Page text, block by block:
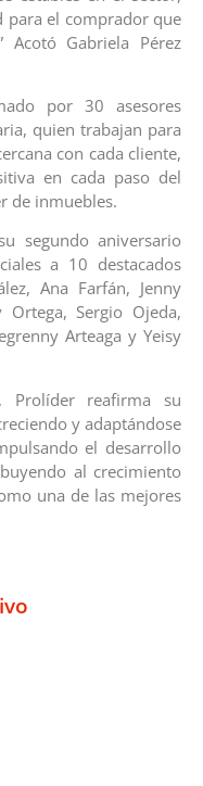
para el comprador que
Acotó Gabriela Pérez
por 30 asesores
quien trabajan para
con cada cliente,
en cada paso del
de inmuebles.
segundo aniversario
a 10 destacados
Ana Farfán, Jenny
Ortega, Sergio Ojeda,
Arteaga y Yeisy
Prolíder reafirma su
y adaptándose
el desarrollo
al crecimiento
una de las mejores